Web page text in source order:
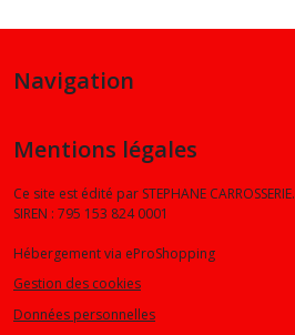
Navigation
Mentions légales
Ce site est édité par STEPHANE CARROSSERIE.
SIREN : 795 153 824 0001
Hébergement via eProShopping
Gestion des cookies
Données personnelles